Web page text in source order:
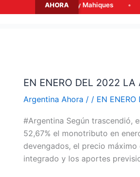
AHORA
y Mahiques El Concejo
EN ENERO DEL 2022
Argentina Ahora / / EN
#Argentina Según trascendió,
52,67% el monotributo en
devengados, el precio
integrado y los aportes
DEL
2022
AFIP
AUMENTARÁ
UN
52,67%